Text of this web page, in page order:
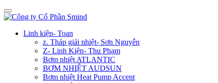
Linh kiện- Toan
z. Tháp giải nhiệt- Sơn Nguyễn
Z- Linh Kiện- Thu Phạm
Bơm nhiệt ATLANTIC
BƠM NHIỆT AUDSUN
Bơm nhiệt Heat Pump Accent